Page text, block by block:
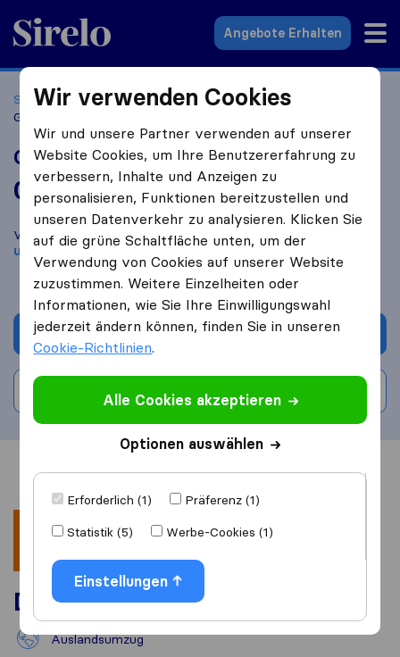
Sirelo.at
Angebote Erhalten
Startseite Umzugsfirmen
Umzugsfirmen Lauterach
Gebrüder Weiss GmbH
Gebrüder Weiss GmbH
0,0 basierend auf0
Sirelo und Google Bewertungen
i
Vergleichen Sie Gebrüder Weiss GmbH mit anderen
unternehmenaus Lauterach
Angebot anfordern
Bewertung schreiben
Übersicht Bewertungen Quellen
Dienstleistungen
Auslandsumzug
Wir verwenden Cookies
Wir und unsere Partner verwenden auf unserer
Website Cookies, um Ihre Benutzererfahrung zu
verbessern, Inhalte und Anzeigen zu
personalisieren, Funktionen bereitzustellen und
unseren Datenverkehr zu analysieren. Klicken Sie
auf die grüne Schaltfläche unten, um der
Verwendung von Cookies auf unserer Website
zuzustimmen. Weitere Einzelheiten oder
Informationen, wie Sie Ihre Einwilligungswahl
jederzeit ändern können, finden Sie in unseren
Cookie-Richtlinien.
Alle Cookies akzeptieren
Optionen auswählen
Erforderlich (1)
Präferenz (1)
Statistik (5)
Werbe-Cookies (1)
Einstellungen